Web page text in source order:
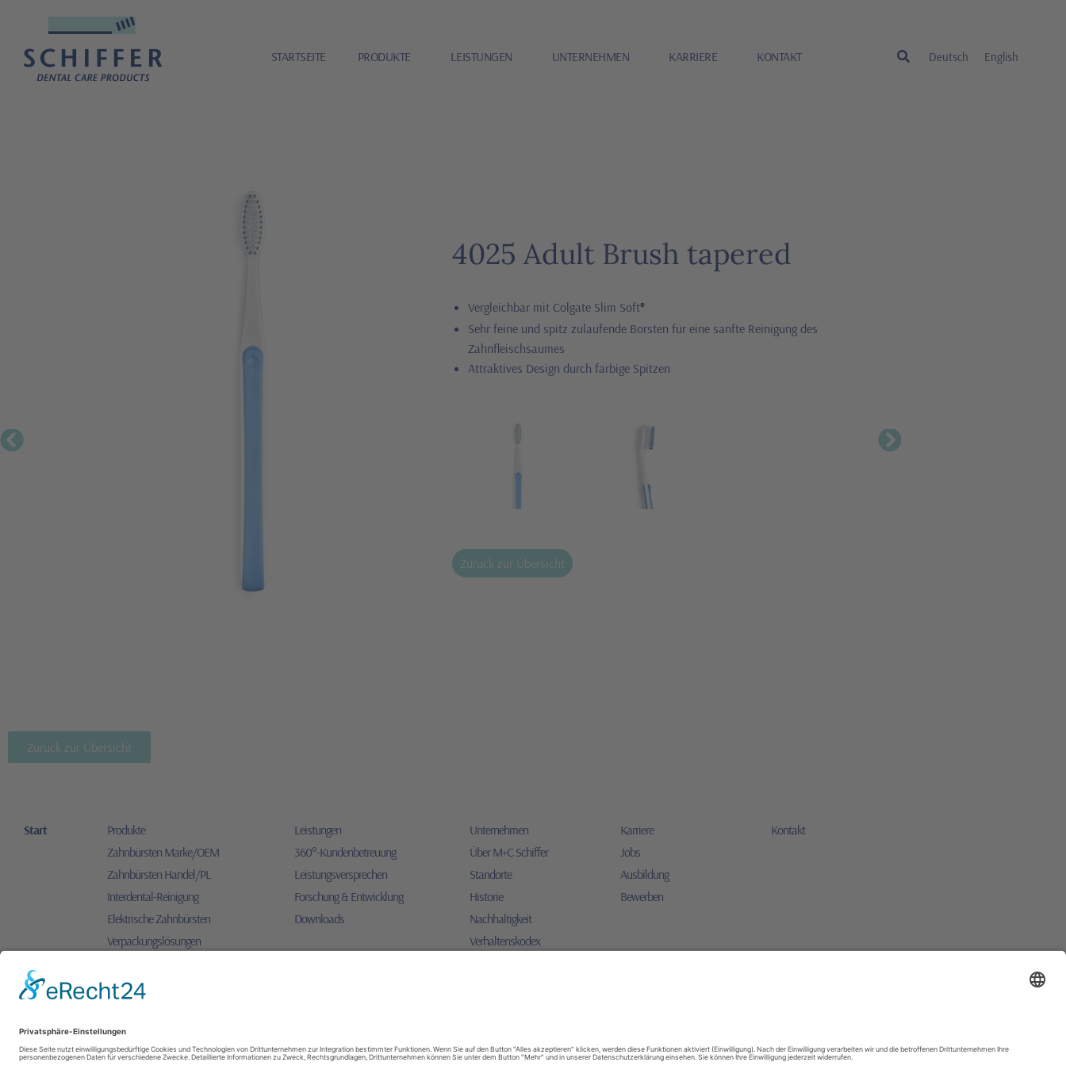
STARTSEITE PRODUKTE LEISTUNGEN UNTERNEHMEN KARRIERE KONTAKT Deutsch English
4025 Adult Brush tapered
Vergleichbar mit Colgate Slim Soft®
Sehr feine und spitz zulaufende Borsten für eine sanfte Reinigung des
Zahnfleischsaumes
Attraktives Design durch farbige Spitzen
Zurück zur Übersicht
Zurück zur Übersicht
Start
Produkte
Zahnbürsten Marke/OEM
Zahnbürsten Handel/PL
Interdental-Reinigung
Elektrische Zahnbürsten
Verpackungslösungen
Leistungen
360°-Kundenbetreuung
Leistungsversprechen
Forschung & Entwicklung
Downloads
Unternehmen
Über M+C Schiffer
Standorte
Historie
Nachhaltigkeit
Verhaltenskodex
Karriere
Jobs
Ausbildung
Bewerben
Kontakt